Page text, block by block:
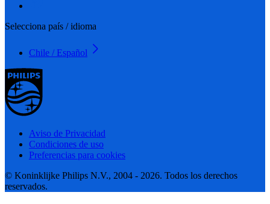
Selecciona país / idioma
Chile / Español
Aviso de Privacidad
Condiciones de uso
Preferencias para cookies
© Koninklijke Philips N.V., 2004 - 2026. Todos los derechos
reservados.